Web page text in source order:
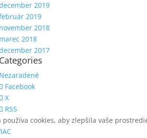
december 2019
február 2019
november 2018
marec 2018
december 2017
Categories
Nezaradené
Facebook
X
RSS
používa cookies, aby zlepšila vaše